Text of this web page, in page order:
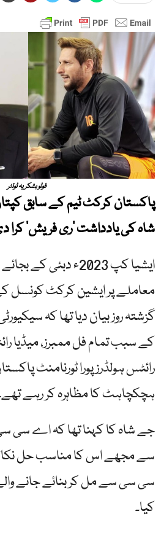
فوٹو بشکریہ ٹوئٹر
پاکستان کرکٹ ٹیم کے سابق
شاہ کی یادداشت ’ری فریش‘ کرا
ایشیا کپ 2023ء
معاملے پر ایشین کرکٹ
گزشتہ روز بیان دیا تھا کہ
کے سبب تمام فل ممبرز، میڈیا
رائٹس ہولڈرز پورا ٹورنامنٹ
ہچکچاہٹ کا مظاہرہ کر رہے
جے شاہ کا کہنا تھا کہ اے
سے مجھے اس کا مناسب حل
سی سی سے مل کر بنائے جانے
کیا۔